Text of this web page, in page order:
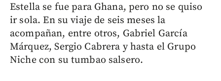
Estella se fue para Ghana, pero no se quiso
ir sola. En su viaje de seis meses la
acompañan, entre otros, Gabriel García
Márquez, Sergio Cabrera y hasta el Grupo
Niche con su tumbao salsero.